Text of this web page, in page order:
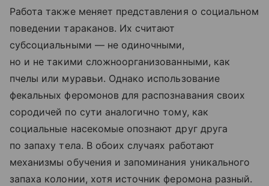
Работа также меняет представления о социальном
поведении тараканов. Их считают
субсоциальными — не одиночными,
но и не такими сложноорганизованными, как
пчелы или муравьи. Однако использование
фекальных феромонов для распознавания своих
сородичей по сути аналогично тому, как
социальные насекомые опознают друг друга
по запаху тела. В обоих случаях работают
механизмы обучения и запоминания уникального
запаха колонии, хотя источник феромона разный.